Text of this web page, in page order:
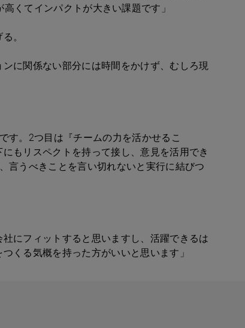
くてインパクトが大きい課題です」
。
に関係ない部分には時間をかけず、むしろ現
す。2つ目は『チームの力を活かせるこ
もリスペクトを持って接し、意見を活用でき
言うべきことを言い切れないと実行に結びつ
にフィットすると思いますし、活躍できるは
くる気概を持った方がいいと思います」